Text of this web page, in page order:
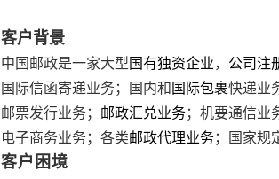
客户背景
中国邮政是一家大型 国有独资企业， 公司注
国际信函寄递业务；国内和 国际包裹快递业
邮票发行业务； 邮政汇兑业务；机要通信业
电子商务业务；各类邮政代理业务；国家规
客户困境